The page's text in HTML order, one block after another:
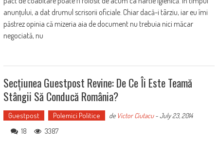
anunțului, a dat drumul scrisorii oficiale. Chiar dacă-i târziu, iar eu îmi
păstrez opinia că mizeria aia de document nu trebuia nici măcar
negociată, nu
Secțiunea Guestpost Revine: De Ce Îi Este Teamă
Stângii Să Conducă România?
Guestpost Polemici Politice de Victor Ciutacu-July 23, 2014
18 3387